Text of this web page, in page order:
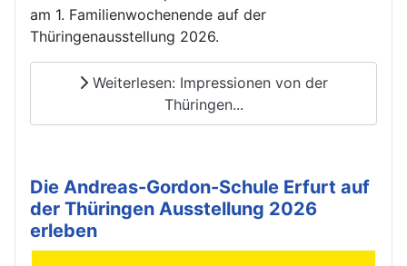
am 1. Familienwochenende auf der
Thüringenausstellung 2026.
Weiterlesen: Impressionen von der
Thüringen...
Die Andreas-Gordon-Schule Erfurt auf
der Thüringen Ausstellung 2026
erleben